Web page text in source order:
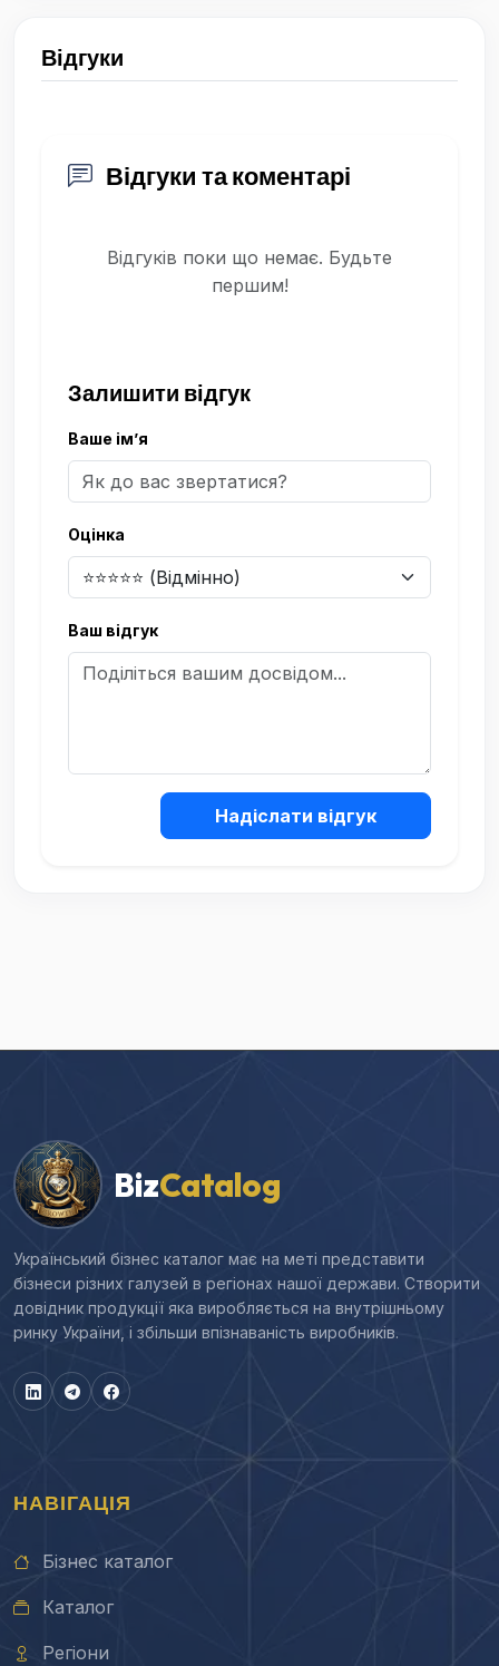
Відгуки
Відгуки та коментарі
Відгуків поки що немає. Будьте
першим!
Залишити відгук
Ваше ім’я
Оцінка
Ваш відгук
Надіслати відгук
BizCatalog
Український бізнес каталог має на меті представити
бізнеси різних галузей в регіонах нашої держави. Створити
довідник продукції яка виробляється на внутрішньому
ринку України, і збільши впізнаваність виробників.
НАВІГАЦІЯ
Бізнес каталог
Каталог
Регіони